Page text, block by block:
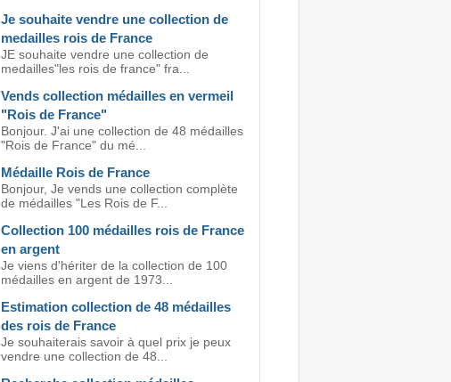
Je souhaite vendre une collection de
medailles rois de France
JE souhaite vendre une collection de
medailles"les rois de france" fra...
Vends collection médailles en vermeil
"Rois de France"
Bonjour. J'ai une collection de 48 médailles
"Rois de France" du mé...
Médaille Rois de France
Bonjour, Je vends une collection complète
de médailles "Les Rois de F...
Collection 100 médailles rois de France
en argent
Je viens d'hériter de la collection de 100
médailles en argent de 1973...
Estimation collection de 48 médailles
des rois de France
Je souhaiterais savoir à quel prix je peux
vendre une collection de 48...